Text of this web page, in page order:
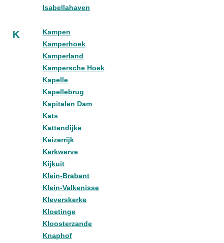
Isabellahaven
K
Kampen
Kamperhoek
Kamperland
Kampersche Hoek
Kapelle
Kapellebrug
Kapitalen Dam
Kats
Kattendijke
Keizerrijk
Kerkwerve
Kijkuit
Klein-Brabant
Klein-Valkenisse
Kleverskerke
Kloetinge
Kloosterzande
Knaphof